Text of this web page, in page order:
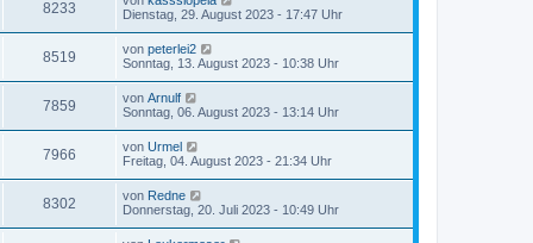
8233
Dienstag, 29. August 2023 - 17:47 Uhr
8519 von peterlei2
Sonntag, 13. August 2023 - 10:38 Uhr
7859 von Arnulf
Sonntag, 06. August 2023 - 13:14 Uhr
7966 von Urmel
Freitag, 04. August 2023 - 21:34 Uhr
8302 von Redne
Donnerstag, 20. Juli 2023 - 10:49 Uhr